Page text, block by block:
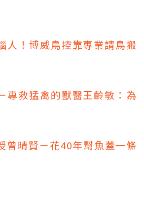
人！博威鳥控靠專業請鳥搬
專救猛禽的獸醫王齡敏：為
曾晴賢－花40年幫魚蓋一條